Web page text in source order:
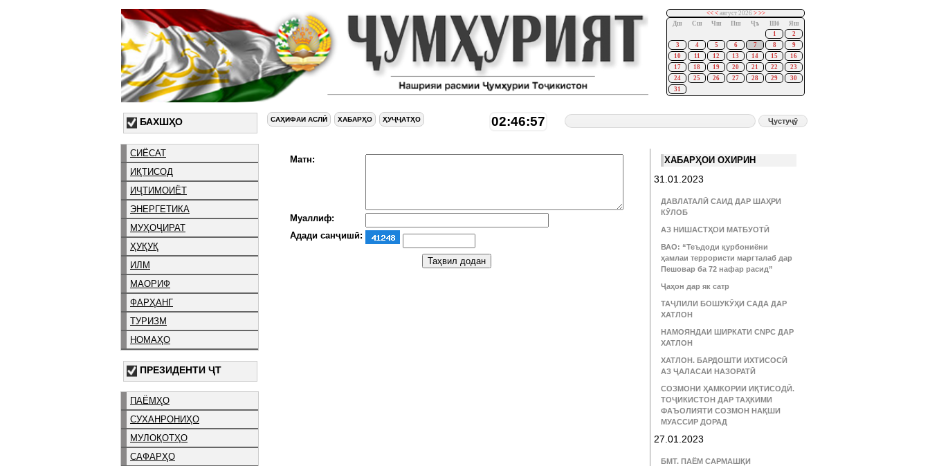
<< <август 2026 > >>
Дш
Сш Чш Пш Ҷъ Шб
Яш
1
2
3
4 5 6 7 8
9
10
11 12 13 14 15
16
17
18 19 20 21 22
23
24
25 26 27 28 29
30
31
БАХШҲО
СИЁСАТ
ИҚТИСОД
ИҶТИМОИЁТ
ЭНЕРГЕТИКА
МУҲОҶИРАТ
ҲУҚУҚ
ИЛМ
МАОРИФ
ФАРҲАНГ
ТУРИЗМ
НОМАҲО
ПРЕЗИДЕНТИ ҶТ
ПАЁМҲО
СУХАНРОНИҲО
МУЛОҚОТҲО
САФАРҲО
САҲИФАИ АСЛӢ ХАБАРҲО ҲУҶҶАТҲО 02:46:58
Матн:
Муаллиф:
Адади санҷишӣ:
ХАБАРҲОИ ОХИРИН
31.01.2023
ДАВЛАТАЛӢ САИД ДАР ШАҲРИ
КӮЛОБ
АЗ НИШАСТҲОИ МАТБУОТӢ
ВАО: “Теъдоди қурбониёни
ҳамлаи террористи маргталаб дар
Пешовар ба 72 нафар расид”
Ҷаҳон дар як сатр
ТАҶЛИЛИ БОШУКӮҲИ САДА ДАР
ХАТЛОН
НАМОЯНДАИ ШИРКАТИ CNPC ДАР
ХАТЛОН
ХАТЛОН. БАРДОШТИ ИХТИСОСӢ
АЗ ҶАЛАСАИ НАЗОРАТӢ
СОЗМОНИ ҲАМКОРИИ ИҚТИСОДӢ.
ТОҶИКИСТОН ДАР ТАҲКИМИ
ФАЪОЛИЯТИ СОЗМОН НАҚШИ
МУАССИР ДОРАД
27.01.2023
БМТ. ПАЁМ САРМАШҚИ